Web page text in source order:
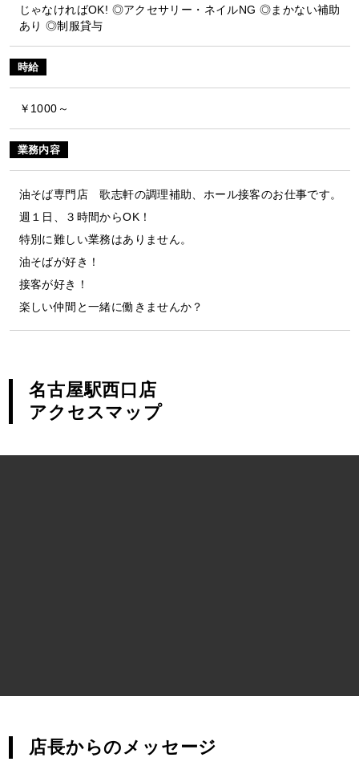
じゃなければOK! ◎アクセサリー・ネイルNG ◎まかない補助
あり ◎制服貸与
時給
￥1000～
業務内容
油そば専門店 歌志軒の調理補助、ホール接客のお仕事です。
週１日、３時間からOK！
特別に難しい業務はありません。
油そばが好き！
接客が好き！
楽しい仲間と一緒に働きませんか？
名古屋駅西口店
アクセスマップ
店長からのメッセージ